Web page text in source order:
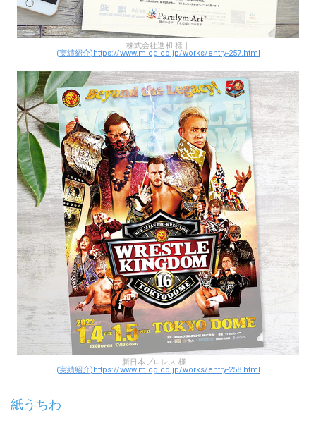
株式会社進和 様｜
(実績紹介)https://www.micg.co.jp/works/entry-257.html
新日本プロレス 様｜
(実績紹介)https://www.micg.co.jp/works/entry-258.html
紙うちわ